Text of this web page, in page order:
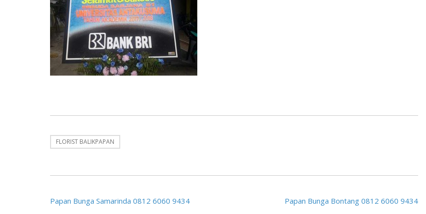
FLORIST BALIKPAPAN
Post
Papan Bunga Samarinda 0812 6060 9434 Papan Bunga Bontang 0812 6060 9434